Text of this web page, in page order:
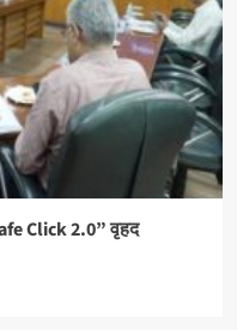
Click 2.0” वृहद